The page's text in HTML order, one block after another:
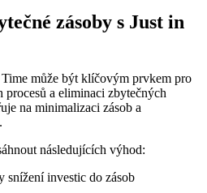
zásoby s Just in
může být klíčovým prvkem pro
a eliminaci zbytečných
na minimalizaci zásob a
následujících výhod:
snížení investic do zásob